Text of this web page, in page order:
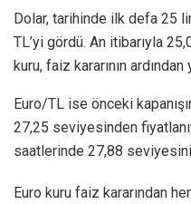
Dolar, tarihinde ilk defa 25
TL’yi gördü. An itibarıyla
kuru, faiz kararının
Euro/TL ise önceki
27,25 seviyesinden
saatlerinde 27,88 seviyesini
Euro kuru faiz kararından